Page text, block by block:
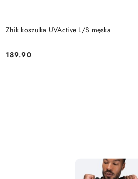
Zhik koszulka UVActive L/S męska
Cena:
189.90